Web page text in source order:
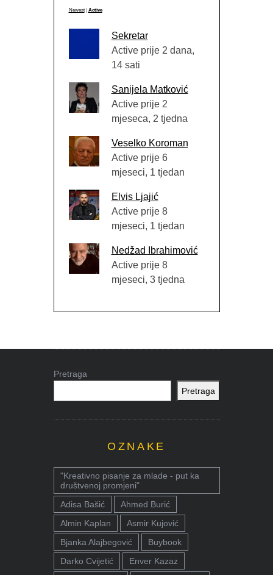
Newest Active
Sekretar
Active prije 2 dana,
14 sati
Sanijela Matković
Active prije 2
mjeseca, 2 tjedna
Veselko Koroman
Active prije 6
mjeseci, 1 tjedan
Elvis Ljajić
Active prije 8
mjeseci, 1 tjedan
Nedžad Ibrahimović
Active prije 8
mjeseci, 3 tjedna
Pretraga
Pretraga
OZNAKE
"Kreativno pisanje za mlade - put ka
društvenoj promjeni"
Adisa Bašić
Ahmed Burić
Almin Kaplan
Asmir Kujović
Bjanka Alajbegović
Buybook
Darko Cvijetić
Enver Kazaz